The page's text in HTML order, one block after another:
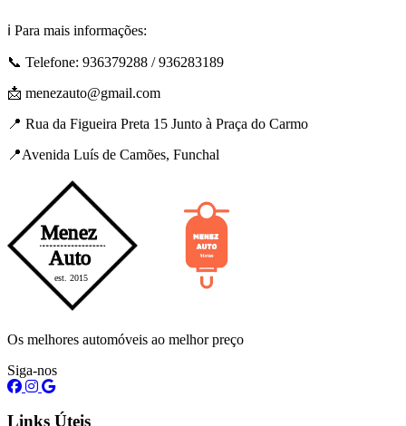
ℹ️ Para mais informações:
📞 Telefone: 936379288 / 936283189
📩 menezauto@gmail.com
📍 Rua da Figueira Preta 15 Junto à Praça do Carmo
📍Avenida Luís de Camões, Funchal
Os melhores automóveis ao melhor preço
Siga-nos
Links Úteis